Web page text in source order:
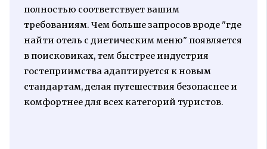
полностью соответствует вашим
требованиям. Чем больше запросов вроде "где
найти отель с диетическим меню" появляется
в поисковиках, тем быстрее индустрия
гостеприимства адаптируется к новым
стандартам, делая путешествия безопаснее и
комфортнее для всех категорий туристов.